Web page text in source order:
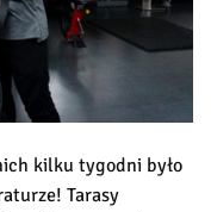
kilku tygodni było
Tarasy